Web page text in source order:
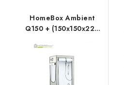
HomeBox Ambient
Q150 + (150x150x220